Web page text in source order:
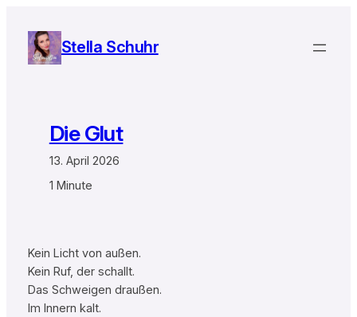
Inhalt
springen
Stella Schuhr
Die Glut
13. April 2026
1 Minute
Kein Licht von außen.
Kein Ruf, der schallt.
Das Schweigen draußen.
Im Innern kalt.